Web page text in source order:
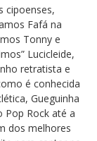
cipoenses,
Fafá na
Tonny e
Lucicleide,
retratista e
é conhecida
Gueguinha
Pop Rock até a
dos melhores